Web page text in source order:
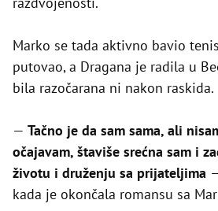
Marko se tada aktivno bavio
putovao, a Dragana je radila u
bila razočarana ni nakon raskida.
— Tačno je da sam sama, ali
očajavam, štaviše srećna sam i
životu i druženju sa prijateljima
kada je okončala romansu sa